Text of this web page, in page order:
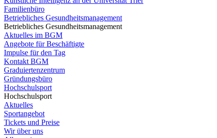
Familienbüro
Betriebliches Gesundheitsmanagement
Betriebliches Gesundheitsmanagement
Aktuelles im BGM
Angebote für Beschäftigte
Impulse für den Tag
Kontakt BGM
Graduiertenzentrum
Gründungsbüro
Hochschulsport
Hochschulsport
Aktuelles
Sportangebot
Tickets und Preise
Wir über uns